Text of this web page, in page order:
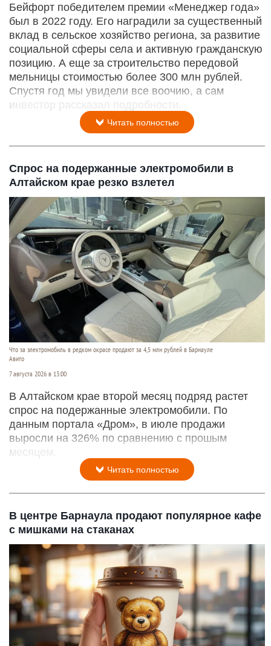
Бейфорт победителем премии «Менеджер года»
был в 2022 году. Его наградили за существенный
вклад в сельское хозяйство региона, за развитие
социальной сферы села и активную гражданскую
позицию. А еще за строительство передовой
мельницы стоимостью более 300 млн рублей.
Спустя год мы увидели все воочию, а сам
инвестор рассказал подробности.
Читать полностью
Спрос на подержанные электромобили в
Алтайском крае резко взлетел
Что за электромобиль в редком окрасе продают за 4,5 млн рублей в Барнауле
Авито
7 августа 2026 в 13:00
В Алтайском крае второй месяц подряд растет
спрос на подержанные электромобили. По
данным портала «Дром», в июле продажи
выросли на 326% по сравнению с прошым
месяцем.
Читать полностью
В центре Барнаула продают популярное кафе
с мишками на стаканах